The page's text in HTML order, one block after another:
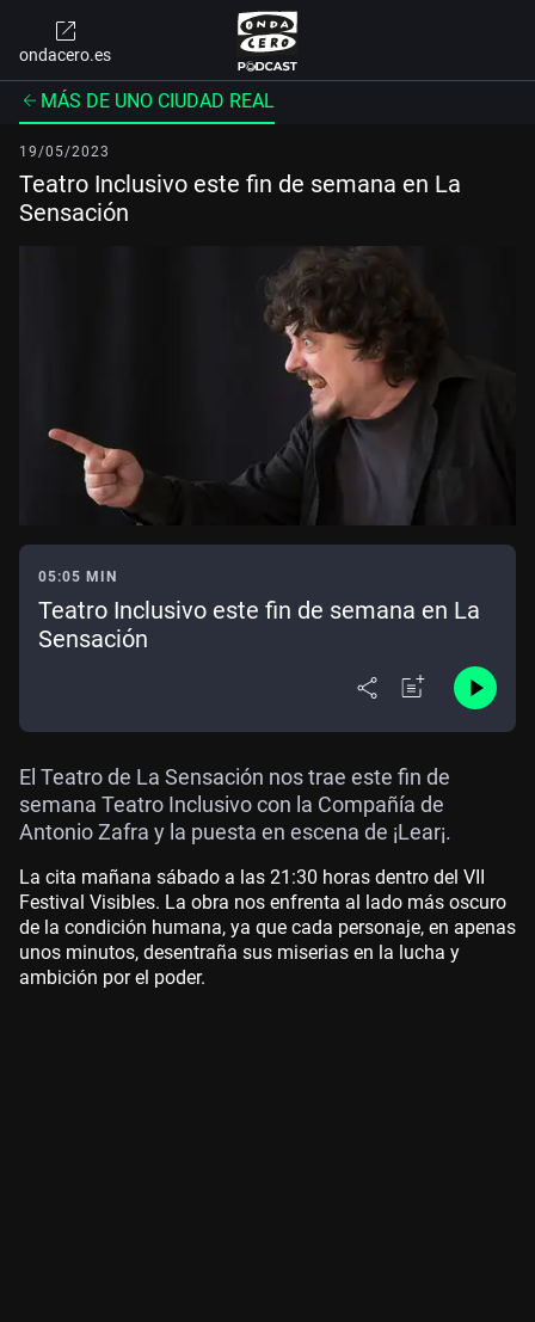
ondacero.es
MÁS DE UNO CIUDAD REAL
19/05/2023
Teatro Inclusivo este fin de semana en La
Sensación
05:05 MIN
Teatro Inclusivo este fin de semana en La
Sensación
El Teatro de La Sensación nos trae este fin de
semana Teatro Inclusivo con la Compañía de
Antonio Zafra y la puesta en escena de ¡Lear¡.
La cita mañana sábado a las 21:30 horas dentro del VII
Festival Visibles. La obra nos enfrenta al lado más oscuro
de la condición humana, ya que cada personaje, en apenas
unos minutos, desentraña sus miserias en la lucha y
ambición por el poder.